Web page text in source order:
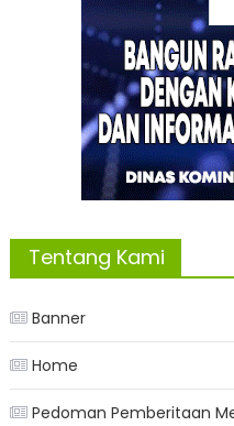
Tentang Kami
Banner
Home
Pedoman Pemberitaan